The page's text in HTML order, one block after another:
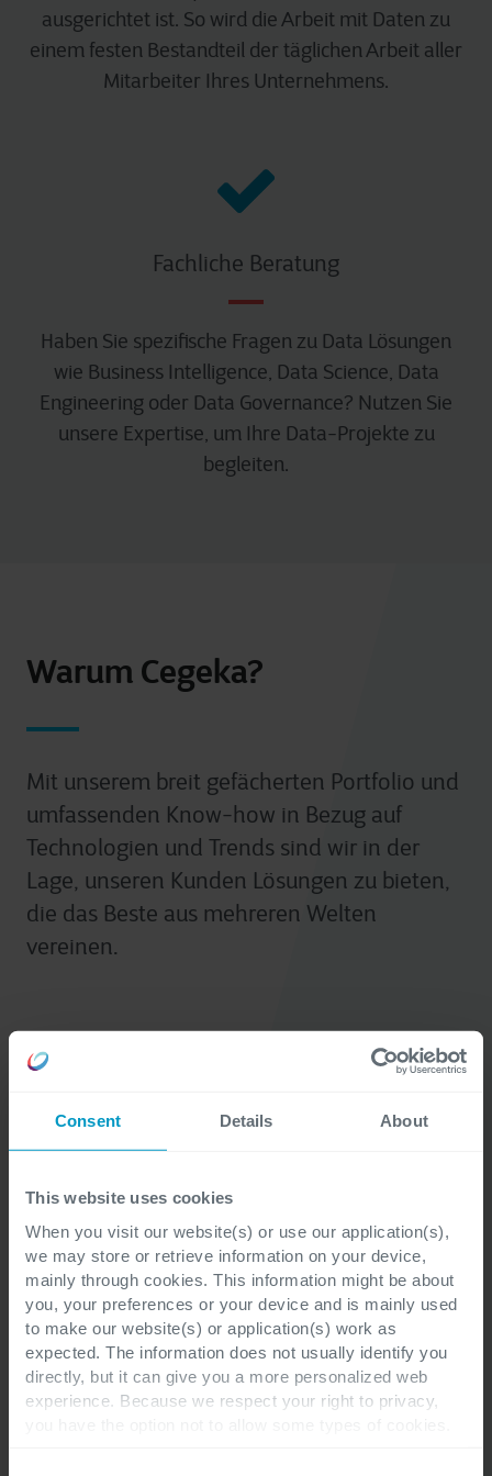
Consent Details About
This website uses cookies
When you visit our website(s) or use our application(s),
we may store or retrieve information on your device,
mainly through cookies. This information might be about
you, your preferences or your device and is mainly used
to make our website(s) or application(s) work as
expected. The information does not usually identify you
directly, but it can give you a more personalized web
experience. Because we respect your right to privacy,
ausgerichtet ist. So wird die Arbeit mit Daten zu
einem festen Bestandteil der täglichen Arbeit aller
Mitarbeiter Ihres Unternehmens.
Fachliche Beratung
Haben Sie spezifische Fragen zu Data Lösungen
wie Business Intelligence, Data Science, Data
Engineering oder Data Governance? Nutzen Sie
unsere Expertise, um Ihre Data-Projekte zu
begleiten.
Warum Cegeka?
Mit unserem breit gefächerten Portfolio und
umfassenden Know-how in Bezug auf
Technologien und Trends sind wir in der
Lage, unseren Kunden Lösungen zu bieten,
die das Beste aus mehreren Welten
vereinen.
In close cooperation
‘In close cooperation’ ist der rote Faden in unserer
durch langfristige, vertrauensvolle Beziehungen.
Wir wissen, wovon wir sprechen
Erfolgreiche Data-Projekte erfordern sowohl
Business-Kenntnisse als auch technisches Know-
how. Wir kombinieren beides und verfügen über
Data Experten, die Ihr Geschäft verstehen.
Wir arbeiten mit zuverlässigen
Technologiepartnern zusammen